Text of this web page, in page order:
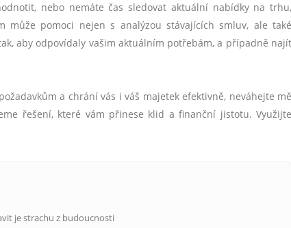
nebo nemáte čas sledovat aktuální nabídky na trhu,
pomoci nejen s analýzou stávajících smluv, ale také
aby odpovídaly vašim aktuálním potřebám, a případně najít
a chrání vás i váš majetek efektivně, neváhejte mě
řešení, které vám přinese klid a finanční jistotu. Využijte
je strachu z budoucnosti